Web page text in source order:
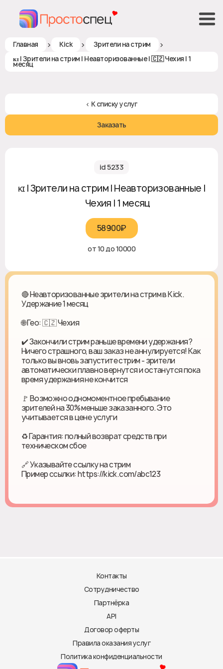
Главная > Kick > Зрители на стрим >
ᴋɪ | Зрители на стрим | Неавторизованные | 🇨🇿 Чехия | 1
месяц
< К списку услуг
Заказать
id 5233
ᴋɪ | Зрители на стрим | Неавторизованные |
🇨🇿 Чехия | 1 месяц
58900₽‎
от 10 до 10000
🔴 Неавторизованные зрители на стрим в Kick.
Удержание 1 месяц
🌐 Гео: 🇨🇿 Чехия
✔️ Закончили стрим раньше времени удержания?
Ничего страшного, ваш заказ не аннулируется! Как
только вы вновь запустите стрим - зрители
автоматически плавно вернутся и останутся пока
время удержания не кончится
🚩 Возможно одномоментное пребывание
зрителей на 30% меньше заказанного. Это
учитывается в цене услуги
♻ Гарантия: полный возврат средств при
техническом сбое
🔗 Указывайте ссылку на стрим
Пример ссылки: https://kick.com/abc123
Контакты
Сотрудничество
Партнёрка
API
Договор оферты
Правила оказания услуг
Политика конфиденциальности